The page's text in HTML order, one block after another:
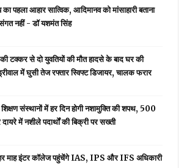
का पहला आहार सात्विक, आदिमानव को मांसाहारी बताना
नहीं - डॉ यशमंत सिंह
टक्कर से दो युवतियों की मौत हादसे के बाद घर की
में घुसी तेज रफ्तार स्विफ्ट डिजायर, चालक फरार
संस्थानों में हर दिन होगी नशामुक्ति की शपथ, 500
दायरे में नशीले पदार्थों की बिक्री पर सख्ती
माह इंटर कॉलेज पहुंचेंगे IAS, IPS और IFS अधिकारी